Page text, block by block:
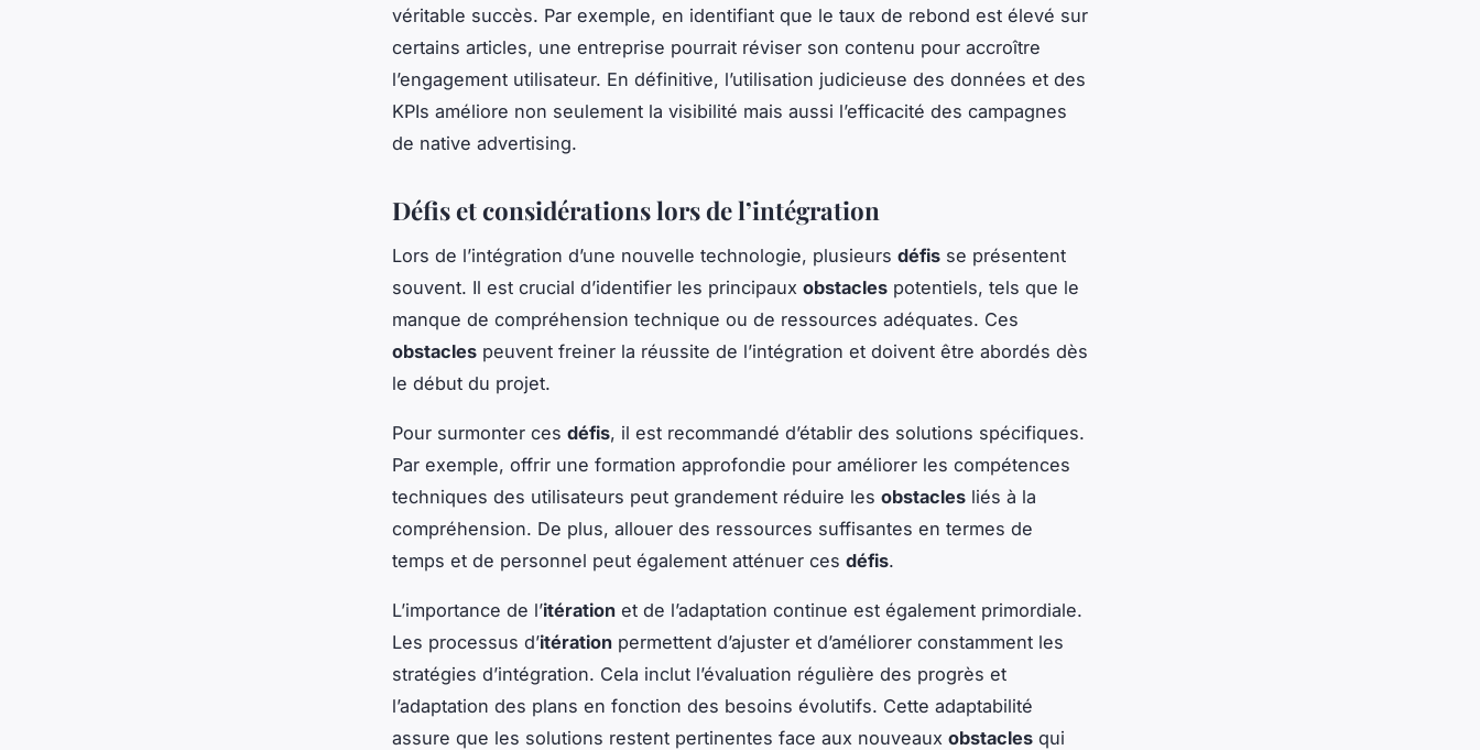
véritable succès. Par exemple, en identifiant que le taux de rebond est élevé sur
certains articles, une entreprise pourrait réviser son contenu pour accroître
l’engagement utilisateur. En définitive, l’utilisation judicieuse des données et des
KPIs améliore non seulement la visibilité mais aussi l’efficacité des campagnes
de native advertising.
Défis et considérations lors de l’intégration
Lors de l’intégration d’une nouvelle technologie, plusieurs défis se présentent
souvent. Il est crucial d’identifier les principaux obstacles potentiels, tels que le
manque de compréhension technique ou de ressources adéquates. Ces
obstacles peuvent freiner la réussite de l’intégration et doivent être abordés dès
le début du projet.
Pour surmonter ces défis, il est recommandé d’établir des solutions spécifiques.
Par exemple, offrir une formation approfondie pour améliorer les compétences
techniques des utilisateurs peut grandement réduire les obstacles liés à la
compréhension. De plus, allouer des ressources suffisantes en termes de
temps et de personnel peut également atténuer ces défis.
L’importance de l’itération et de l’adaptation continue est également primordiale.
Les processus d’itération permettent d’ajuster et d’améliorer constamment les
stratégies d’intégration. Cela inclut l’évaluation régulière des progrès et
l’adaptation des plans en fonction des besoins évolutifs. Cette adaptabilité
assure que les solutions restent pertinentes face aux nouveaux obstacles qui